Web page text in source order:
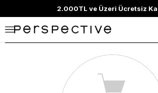
2.000TL ve Üzeri Ücretsiz